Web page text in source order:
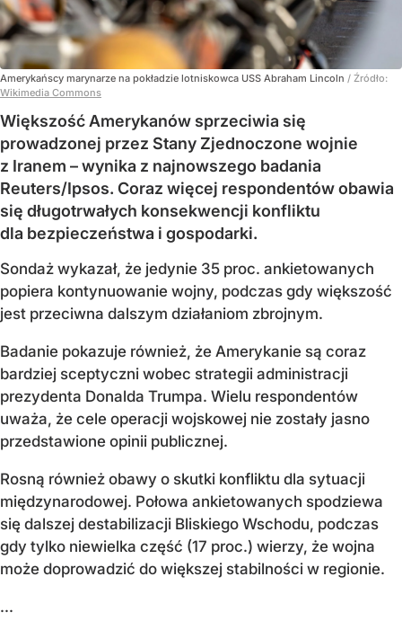
Amerykańscy marynarze na pokładzie lotniskowca USS Abraham Lincoln / Źródło:
Wikimedia Commons
Większość Amerykanów sprzeciwia się
prowadzonej przez Stany Zjednoczone wojnie
z Iranem – wynika z najnowszego badania
Reuters/Ipsos. Coraz więcej respondentów obawia
się długotrwałych konsekwencji konfliktu
dla bezpieczeństwa i gospodarki.
Sondaż wykazał, że jedynie 35 proc. ankietowanych
popiera kontynuowanie wojny, podczas gdy większość
jest przeciwna dalszym działaniom zbrojnym.
Badanie pokazuje również, że Amerykanie są coraz
bardziej sceptyczni wobec strategii administracji
prezydenta Donalda Trumpa. Wielu respondentów
uważa, że cele operacji wojskowej nie zostały jasno
przedstawione opinii publicznej.
Rosną również obawy o skutki konfliktu dla sytuacji
międzynarodowej. Połowa ankietowanych spodziewa
się dalszej destabilizacji Bliskiego Wschodu, podczas
gdy tylko niewielka część (17 proc.) wierzy, że wojna
może doprowadzić do większej stabilności w regionie.
...